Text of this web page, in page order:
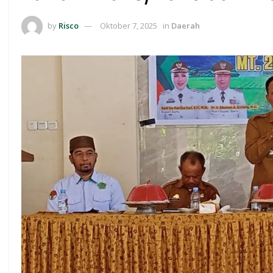
by Risco Oktober 7, 2025 in Daerah